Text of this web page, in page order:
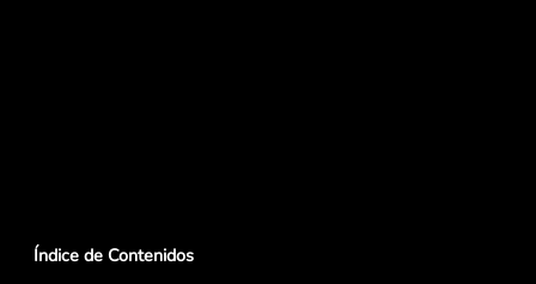
Índice de Contenidos